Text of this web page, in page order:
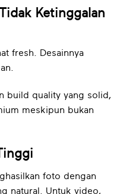
Ketinggalan
fresh. Desainnya
build quality yang solid,
meskipun bukan
foto dengan
natural. Untuk video,